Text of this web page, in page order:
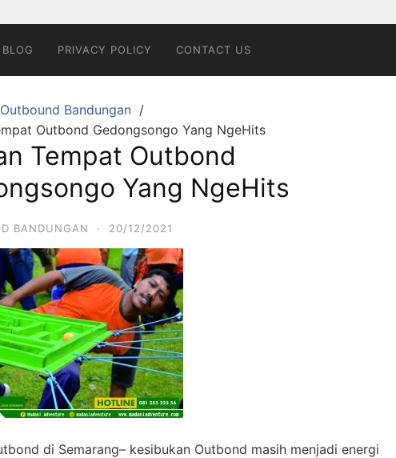
BLOG PRIVACY POLICY CONTACT US
Outbound Bandungan
Outbond Gedongsongo Yang NgeHits
Tempat Outbond
Yang NgeHits
BANDUNGAN · 20/12/2021
di Semarang– kesibukan Outbond masih menjadi energi